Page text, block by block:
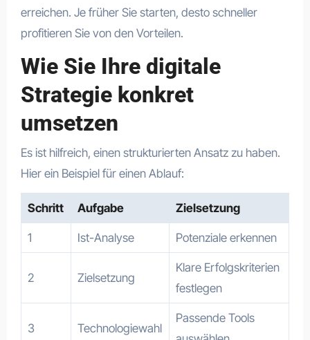
erreichen. Je früher Sie starten, desto schneller
profitieren Sie von den Vorteilen.
Wie Sie Ihre digitale
Strategie konkret
umsetzen
Es ist hilfreich, einen strukturierten Ansatz zu haben.
Hier ein Beispiel für einen Ablauf:
Schritt Aufgabe Zielsetzung
1 Ist-Analyse Potenziale erkennen
2 Zielsetzung
Klare Erfolgskriterien
festlegen
3 Technologiewahl
Passende Tools